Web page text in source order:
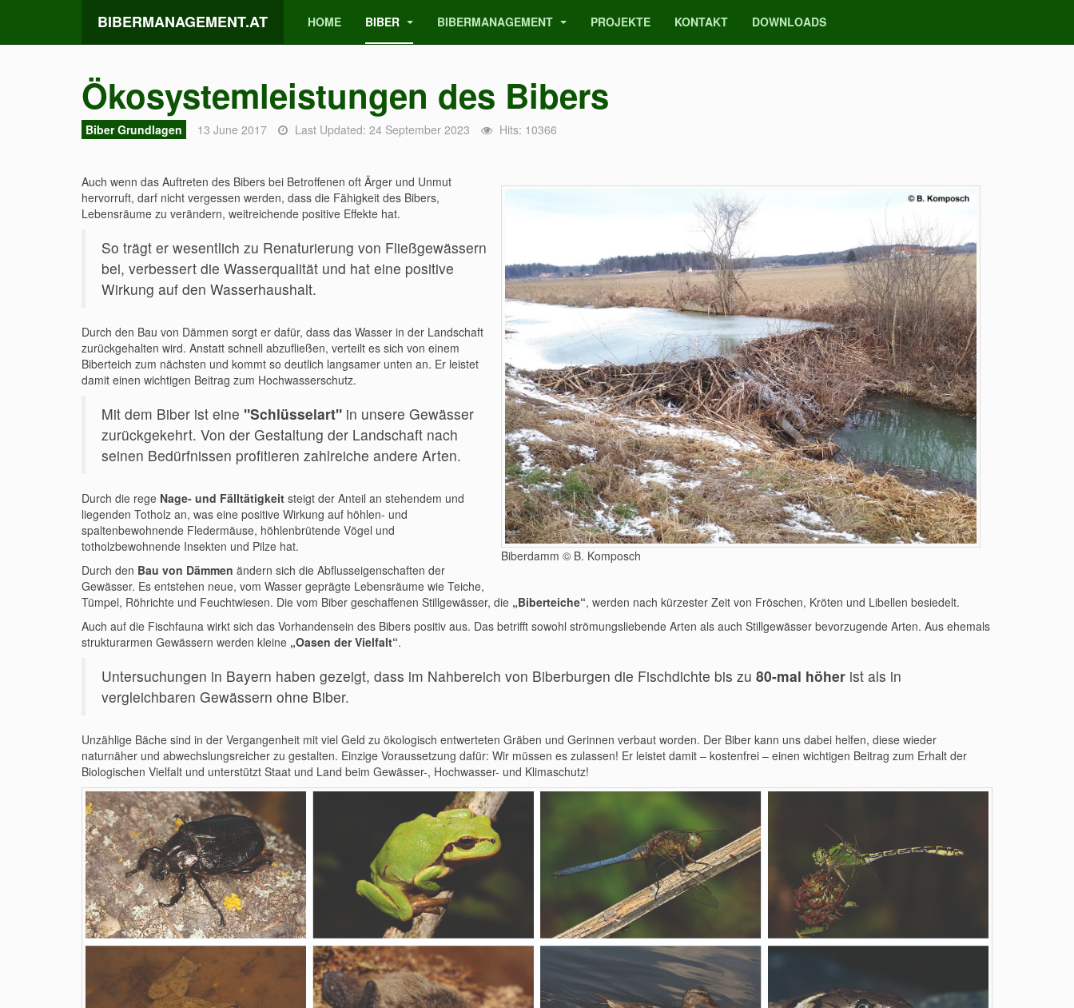
BIBERMANAGEMENT.AT HOME BIBER BIBERMANAGEMENT PROJEKTE KONTAKT DOWNLOADS
Ökosystemleistungen des Bibers
Biber Grundlagen 13 June 2017 Last Updated: 24 September 2023 Hits: 10366
Biberdamm © B. Komposch
Auch wenn das Auftreten des Bibers bei Betroffenen oft Ärger und Unmut
hervorruft, darf nicht vergessen werden, dass die Fähigkeit des Bibers,
Lebensräume zu verändern, weitreichende positive Effekte hat.
So trägt er wesentlich zu Renaturierung von Fließgewässern
bei, verbessert die Wasserqualität und hat eine positive
Wirkung auf den Wasserhaushalt.
Durch den Bau von Dämmen sorgt er dafür, dass das Wasser in der Landschaft
zurückgehalten wird. Anstatt schnell abzufließen, verteilt es sich von einem
Biberteich zum nächsten und kommt so deutlich langsamer unten an. Er leistet
damit einen wichtigen Beitrag zum Hochwasserschutz.
Mit dem Biber ist eine "Schlüsselart" in unsere Gewässer
zurückgekehrt. Von der Gestaltung der Landschaft nach
seinen Bedürfnissen profitieren zahlreiche andere Arten.
Durch die rege Nage- und Fälltätigkeit steigt der Anteil an stehendem und
liegenden Totholz an, was eine positive Wirkung auf höhlen- und
spaltenbewohnende Fledermäuse, höhlenbrütende Vögel und
totholzbewohnende Insekten und Pilze hat.
Durch den Bau von Dämmen ändern sich die Abflusseigenschaften der
Gewässer. Es entstehen neue, vom Wasser geprägte Lebensräume wie Teiche,
Tümpel, Röhrichte und Feuchtwiesen. Die vom Biber geschaffenen Stillgewässer, die „Biberteiche“, werden nach kürzester Zeit von Fröschen, Kröten und Libellen besiedelt.
Auch auf die Fischfauna wirkt sich das Vorhandensein des Bibers positiv aus. Das betrifft sowohl strömungsliebende Arten als auch Stillgewässer bevorzugende Arten. Aus ehemals
strukturarmen Gewässern werden kleine „Oasen der Vielfalt“.
Untersuchungen in Bayern haben gezeigt, dass im Nahbereich von Biberburgen die Fischdichte bis zu 80-mal höher ist als in
vergleichbaren Gewässern ohne Biber.
Unzählige Bäche sind in der Vergangenheit mit viel Geld zu ökologisch entwerteten Gräben und Gerinnen verbaut worden. Der Biber kann uns dabei helfen, diese wieder
naturnäher und abwechslungsreicher zu gestalten. Einzige Voraussetzung dafür: Wir müssen es zulassen! Er leistet damit – kostenfrei – einen wichtigen Beitrag zum Erhalt der
Biologischen Vielfalt und unterstützt Staat und Land beim Gewässer-, Hochwasser- und Klimaschutz!